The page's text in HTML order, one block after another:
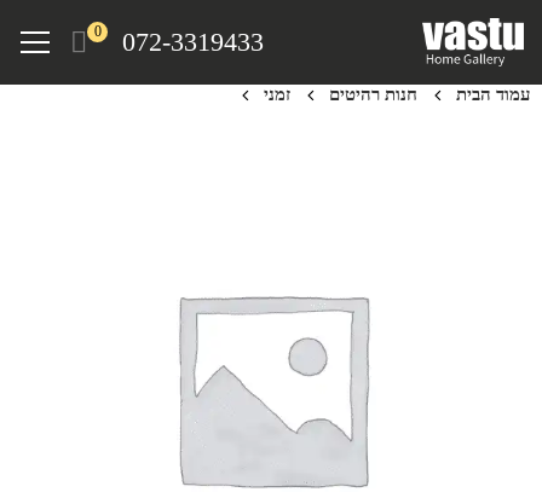
072-3319433
0
Menu
עמוד הבית חנות רהיטים זמני